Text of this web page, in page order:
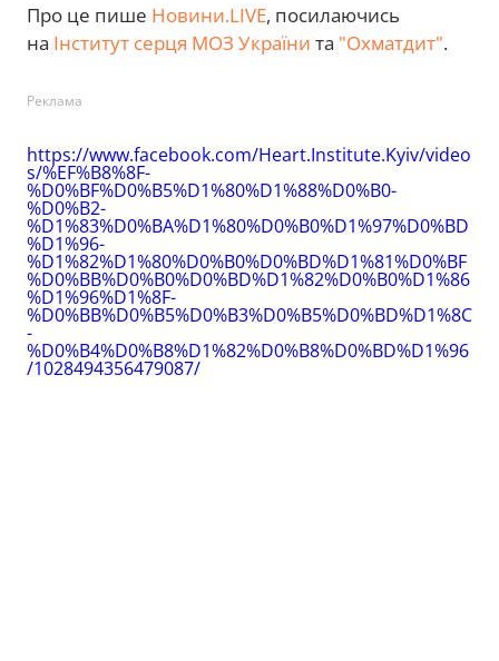
Про це пише Новини.LIVE, посилаючись
на Інститут серця МОЗ України та "Охматдит".
Реклама
https://www.facebook.com/Heart.Institute.Kyiv/video
s/%EF%B8%8F-
%D0%BF%D0%B5%D1%80%D1%88%D0%B0-
%D0%B2-
%D1%83%D0%BA%D1%80%D0%B0%D1%97%D0%BD
%D1%96-
%D1%82%D1%80%D0%B0%D0%BD%D1%81%D0%BF
%D0%BB%D0%B0%D0%BD%D1%82%D0%B0%D1%86
%D1%96%D1%8F-
%D0%BB%D0%B5%D0%B3%D0%B5%D0%BD%D1%8C
-
%D0%B4%D0%B8%D1%82%D0%B8%D0%BD%D1%96
/1028494356479087/